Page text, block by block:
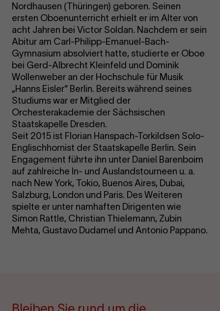
Nordhausen (Thüringen) geboren. Seinen
ersten Oboenunterricht erhielt er im Alter von
acht Jahren bei Victor Soldan. Nachdem er sein
Abitur am Carl-Philipp-Emanuel-Bach-
Gymnasium absolviert hatte, studierte er Oboe
bei Gerd-Albrecht Kleinfeld und Dominik
Wollenweber an der Hochschule für Musik
„Hanns Eisler“ Berlin. Bereits während seines
Studiums war er Mitglied der
Orchesterakademie der Sächsischen
Staatskapelle Dresden.
Seit 2015 ist Florian Hanspach-Torkildsen Solo-
Englischhornist der Staatskapelle Berlin. Sein
Engagement führte ihn unter Daniel Barenboim
auf zahlreiche In- und Auslandstourneen u. a.
nach New York, Tokio, Buenos Aires, Dubai,
Salzburg, London und Paris. Des Weiteren
spielte er unter namhaften Dirigenten wie
Simon Rattle, Christian Thielemann, Zubin
Mehta, Gustavo Dudamel und Antonio Pappano.